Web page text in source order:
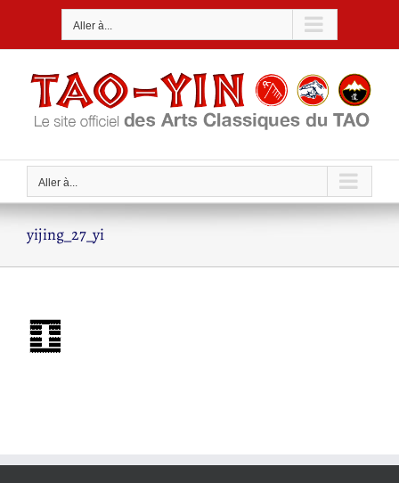
Aller à...
Aller à...
yijing_27_yi